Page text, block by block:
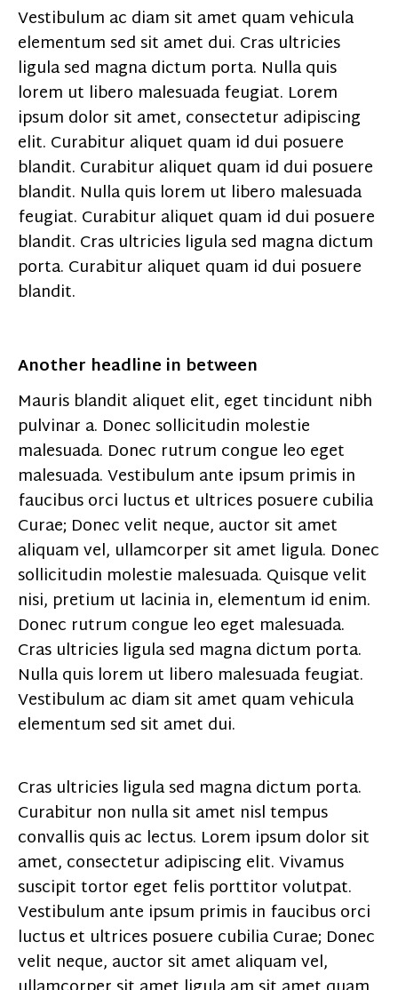
Vestibulum ac diam sit amet quam vehicula
elementum sed sit amet dui. Cras ultricies
ligula sed magna dictum porta. Nulla quis
lorem ut libero malesuada feugiat. Lorem
ipsum dolor sit amet, consectetur adipiscing
elit. Curabitur aliquet quam id dui posuere
blandit. Curabitur aliquet quam id dui posuere
blandit. Nulla quis lorem ut libero malesuada
feugiat. Curabitur aliquet quam id dui posuere
blandit. Cras ultricies ligula sed magna dictum
porta. Curabitur aliquet quam id dui posuere
blandit.
Another headline in between
Mauris blandit aliquet elit, eget tincidunt nibh
pulvinar a. Donec sollicitudin molestie
malesuada. Donec rutrum congue leo eget
malesuada. Vestibulum ante ipsum primis in
faucibus orci luctus et ultrices posuere cubilia
Curae; Donec velit neque, auctor sit amet
aliquam vel, ullamcorper sit amet ligula. Donec
sollicitudin molestie malesuada. Quisque velit
nisi, pretium ut lacinia in, elementum id enim.
Donec rutrum congue leo eget malesuada.
Cras ultricies ligula sed magna dictum porta.
Nulla quis lorem ut libero malesuada feugiat.
Vestibulum ac diam sit amet quam vehicula
elementum sed sit amet dui.
Cras ultricies ligula sed magna dictum porta.
Curabitur non nulla sit amet nisl tempus
convallis quis ac lectus. Lorem ipsum dolor sit
amet, consectetur adipiscing elit. Vivamus
suscipit tortor eget felis porttitor volutpat.
Vestibulum ante ipsum primis in faucibus orci
luctus et ultrices posuere cubilia Curae; Donec
velit neque, auctor sit amet aliquam vel,